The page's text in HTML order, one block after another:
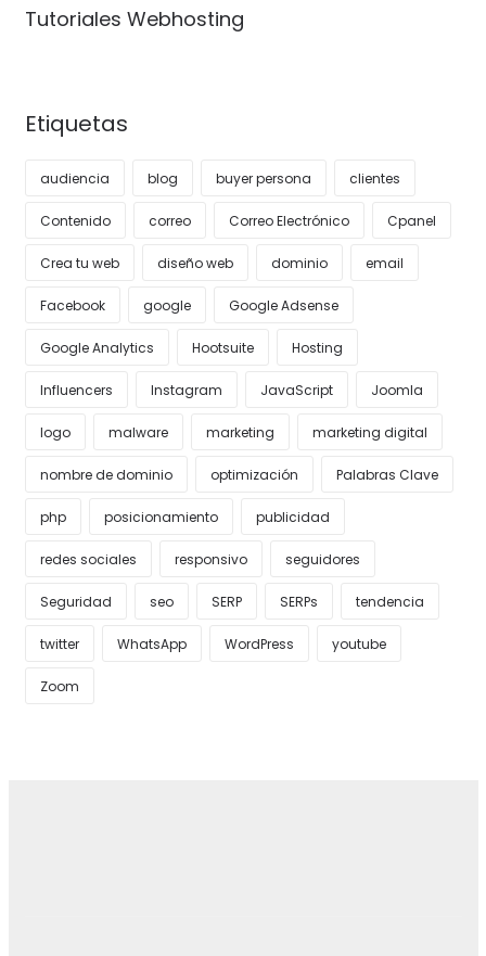
Tutoriales Webhosting
Etiquetas
audiencia blog buyer persona clientes
Contenido correo Correo Electrónico Cpanel
Crea tu web diseño web dominio email
Facebook google Google Adsense
Google Analytics Hootsuite Hosting
Influencers Instagram JavaScript Joomla
logo malware marketing marketing digital
nombre de dominio optimización Palabras Clave
php posicionamiento publicidad
redes sociales responsivo seguidores
Seguridad seo SERP SERPs tendencia
twitter WhatsApp WordPress youtube
Zoom